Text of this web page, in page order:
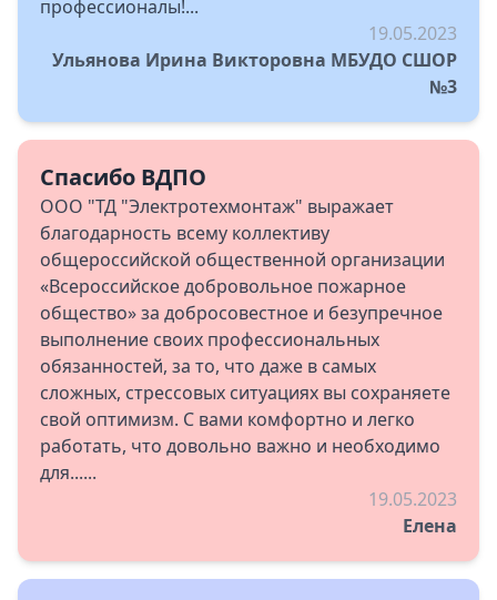
профессионалы!...
19.05.2023
Ульянова Ирина Викторовна МБУДО СШОР
№3
Спасибо ВДПО
ООО "ТД "Электротехмонтаж" выражает
благодарность всему коллективу
общероссийской общественной организации
«Всероссийское добровольное пожарное
общество» за добросовестное и безупречное
выполнение своих профессиональных
обязанностей, за то, что даже в самых
сложных, стрессовых ситуациях вы сохраняете
свой оптимизм. С вами комфортно и легко
работать, что довольно важно и необходимо
для......
19.05.2023
Елена